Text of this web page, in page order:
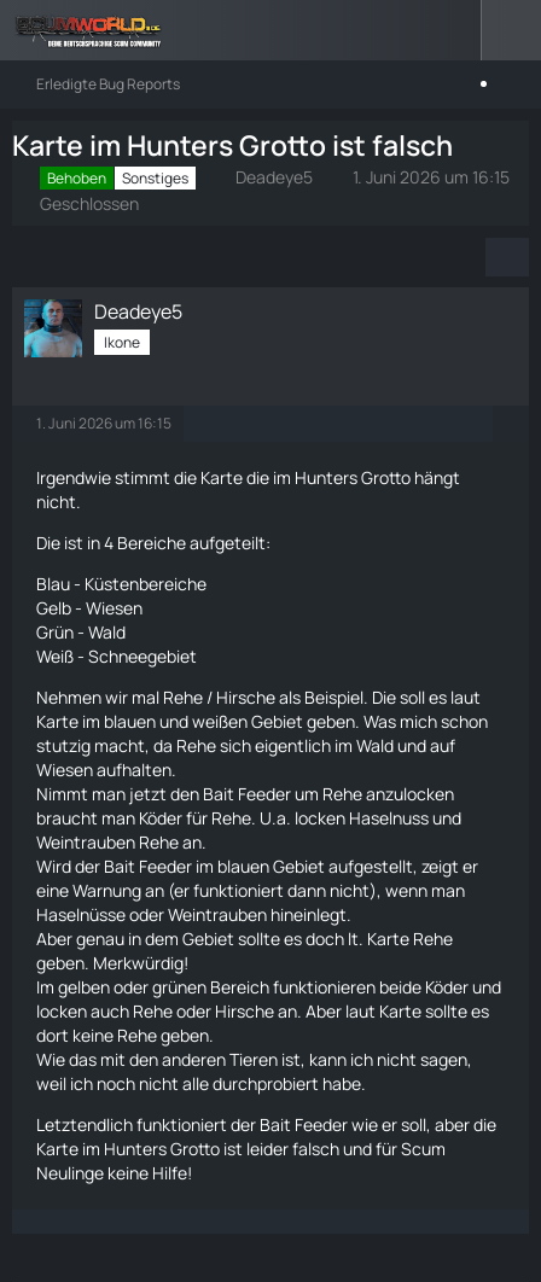
Erledigte Bug Reports
Karte im Hunters Grotto ist falsch
Behoben Sonstiges Deadeye5
1. Juni 2026 um 16:15
Geschlossen
Deadeye5
Ikone
1. Juni 2026 um 16:15
Irgendwie stimmt die Kartedie im Hunters Grotto hängt
nicht.
Die ist in 4 Bereiche aufgeteilt:
Blau - Küstenbereiche
Gelb - Wiesen
Grün - Wald
Weiß - Schneegebiet
Nehmen wir mal Rehe / Hirsche als Beispiel. Die soll es laut
Karte im blauen und weißen Gebiet geben. Was mich schon
stutzig macht, da Rehe sich eigentlich im Wald und auf
Wiesen aufhalten.
Nimmt man jetzt den Bait Feeder um Rehe anzulocken
braucht man Köder für Rehe. U.a. locken Haselnussund
Weintrauben Rehe an.
Wird der Bait Feeder im blauen Gebiet aufgestellt, zeigt er
eine Warnung an (er funktioniert dann nicht), wenn man
Haselnüsseoder Weintrauben hineinlegt.
Aber genau in dem Gebiet sollte es doch lt. Karte Rehe
geben. Merkwürdig!
Im gelben oder grünen Bereich funktionieren beide Köder und
locken auch Rehe oder Hirsche an. Aber laut Kartesollte es
dort keine Rehe geben.
Wie das mit den anderen Tieren ist, kann ich nicht sagen,
weil ich noch nicht alle durchprobiert habe.
Letztendlich funktioniert der Bait Feeder wie er soll, aber die
Karte im Hunters Grotto ist leider falsch und für Scum
Neulinge keine Hilfe!